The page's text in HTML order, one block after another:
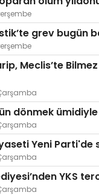
grev bugün
Meclis’te Bilmez
dönmek
Yeni Parti'de
YKS